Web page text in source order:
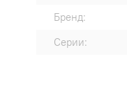
Бренд:
Серии: